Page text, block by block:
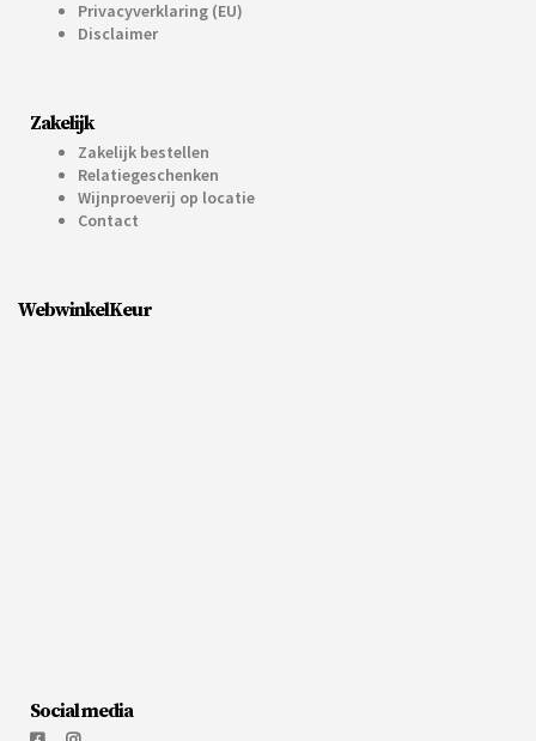
Privacyverklaring (EU)
Disclaimer
Zakelijk
Zakelijk bestellen
Relatiegeschenken
Wijnproeverij op locatie
Contact
WebwinkelKeur
Social media